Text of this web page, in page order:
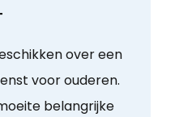
over een
voor ouderen.
belangrijke